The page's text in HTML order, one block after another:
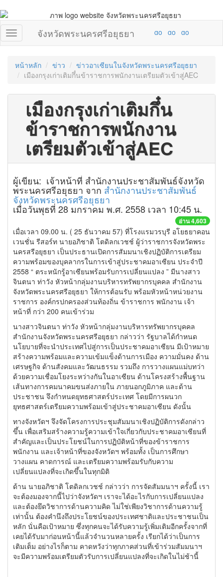
จังหวัดพระนครศรีอยุธยา
หน้าหลัก ข่าว
ข่าวอาเซียนในจังหวัดพระนครศรีอยุธยา
เมืองกรุงเก่าเติมกึ๋นข้าราชการพนักงานเตรียมตัวเข้าสู่AEC
เมืองกรุงเก่าเติมกึ๋น
ข้าราชการพนักงาน
เตรียมตัวเข้าสู่AEC
ผู้เขียน: เจ้าหน้าที่ สำนักงานประชาสัมพันธ์จังหวัด
พระนครศรีอยุธยา จาก สำนักงานประชาสัมพันธ์
จังหวัดพระนครศรีอยุธยา
เมื่อวันพุธที่ 28 มกราคม พ.ศ. 2558 เวลา 10:45 น.
อ่าน 4,603
เมื่อเวลา 09.00 น. ( 25 ธันวาคม 57) ที่โรงแรมวรบุรี อโยธยาคอน
เวนชั่น รีสอร์ท นายอภิชาติ โตดิลกเวชช์ ผู้ว่าราชการจังหวัดพระ
นครสรีอยุธยา เป็นประธานเปิดการสัมมนาเชิงปฏิบัติการเตรียม
ความพร้อมของบุคลากรในการเข้าสู่ประชาคมอาเซียน ประจำปี
2558 “ ตระหนักรู้อาเซียนพร้อมรับการเปลี่ยนแปลง ” มีนางสาว
จินตนา ท่าวัง หัวหน้ากลุ่มงานบริหารทรัพยากรบุคคล สำนักงาน
จังหวัดพระนครศรีอยุธยา ให้การต้อนรับ พร้อมหัวหน้าหน่วยงาน
ราชการ องค์กรปกครองส่วนท้องถิ่น ข้าราชการ พนักงาน เจ้า
หน้าที่ กว่า 200 คนเข้าร่วม
นางสาวจินตนา ท่าวัง หัวหน้ากลุ่มงานบริหารทรัพยากรบุคคล
สำนักงานจังหวัดพระนครศรีอยุธยา กล่าวว่า รัฐบาลได้กำหนด
นโยบายที่จะนำประเทศไปสู่การเป็นประชาคมอาเซียน มีเป้าหมาย
สร้างความพร้อมและความเข้มแข็งด้านการเมือง ความมั่นคง ด้าน
เศรษฐกิจ ด้านสังคมและวัฒนธรรม รวมถึง การวางแผนแม่บทว่า
ด้วยความเชื่อมโยงระหว่างกันในอาเซียน ด้านโครงสร้างพื้นฐาน
เส้นทางการคมนาคมขนส่งภายใน ภายนอกภูมิภาค และด้าน
ประชาชน จึงกำหนดยุทธศาสตร์ประเทศ โดยมีการผนวก
ยุทธศาสตร์เตรียมความพร้อมเข้าสู่ประชาคมอาเซียน ดังนั้น
ทางจังหวัดฯ จึงจัดโครงการประชุมสัมมนาเชิงปฏิบัติการดังกล่าว
ขึ้น เพื่อเสริมสร้างความรู้ความเข้าใจเกี่ยวกับประชาคมอาเซียนที่
สำคัญและเป็นประโยชน์ในการปฏิบัติหน้าที่ของข้าราชการ
พนักงาน และเจ้าหน้าที่ของจังหวัดฯ พร้อมทั้ง เป็นการศึกษา
วางแผน คาดการณ์ และเตรียมความพร้อมรับกับความ
เปลี่ยนแปลงที่จะเกิดขึ้นในทุกมิติ
ด้าน นายอภิชาติ โตดิลกเวชช์ กล่าวว่า การจัดสัมมนาฯ ครั้งนี้ เรา
จะต้องมองจากนี้ไปว่าจังหวัดฯ เราจะได้อะไรกับการเปลี่ยนแปลง
และต้องยึดวิชาการด้านความคิด ไม่ใช่เพียงวิชาการด้านความรู้
เท่านั้น ต้องคำนึงถึงประโยชน์ของประเทศชาติและประชาชนเป็น
หลัก นั่นคือเป้าหมาย ซึ่งทุกคนจะได้รับความรู้เพิ่มเติมอีกครั้งจากที่
เคยได้รับมาก่อนหน้านี้แล้วจำนวนหลายครั้ง เรียกได้ว่าเป็นการ
เติมเต็ม อย่างไรก็ตาม คาดหวังว่าทุกภาคส่วนที่เข้าร่วมสัมมนาฯ
จะมีความพร้อมเตรียมตัวรับการเปลี่ยนแปลงที่จะเกิดในไม่ช้านี้